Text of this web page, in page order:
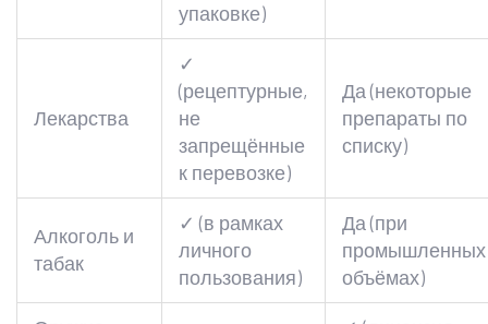
упаковке)
Лекарства
✓
(рецептурные,
не
запрещённые
к перевозке)
Да (некоторые
препараты по
списку)
Алкоголь и
табак
✓ (в рамках
личного
пользования)
Да (при
промышленных
объёмах)